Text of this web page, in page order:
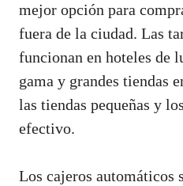
mejor opción para
fuera de la ciudad. Las
funcionan en hoteles de
gama y grandes tiendas
las tiendas pequeñas y
efectivo.
Los cajeros automáticos